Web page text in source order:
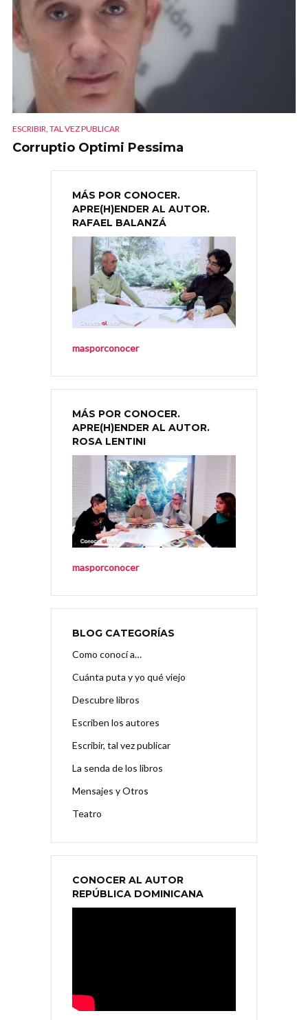
ESCRIBIR, TAL VEZ PUBLICAR
Corruptio Optimi Pessima
MÁS POR CONOCER.
APRE(H)ENDER AL AUTOR.
RAFAEL BALANZÁ
masporconocer
MÁS POR CONOCER.
APRE(H)ENDER AL AUTOR.
ROSA LENTINI
masporconocer
BLOG CATEGORÍAS
Como conocí a…
Cuánta puta y yo qué viejo
Descubre libros
Escriben los autores
Escribir, tal vez publicar
La senda de los libros
Mensajes y Otros
Teatro
CONOCER AL AUTOR
REPÚBLICA DOMINICANA